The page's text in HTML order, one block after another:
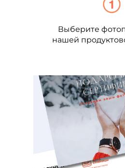
Выберите
нашей